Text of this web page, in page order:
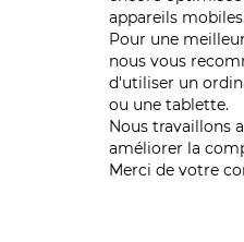
appareils
Pour une
nous vous
d'utiliser un
ou une tablette.
Nous travaillons
améliorer la
Merci de votre